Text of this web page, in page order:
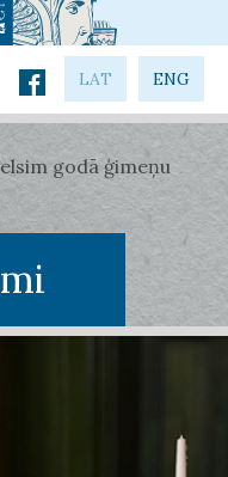
LAT ENG
godā ģimeņu